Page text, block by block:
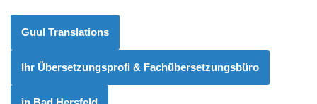
Guul Translations
Ihr Übersetzungsprofi & Fachübersetzungsbüro